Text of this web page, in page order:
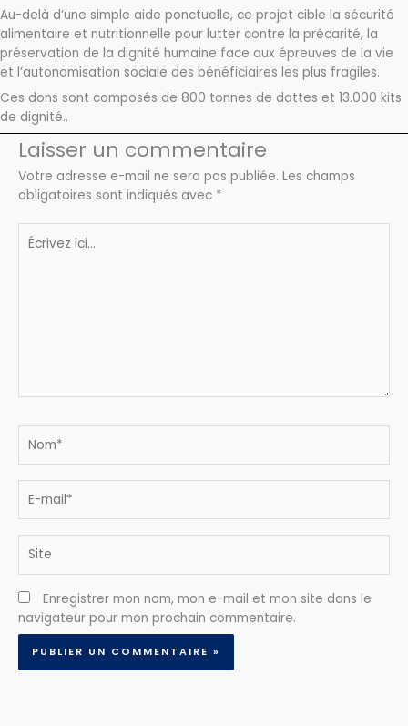
Au-delà d’une simple aide ponctuelle, ce projet cible la sécurité
alimentaire et nutritionnelle pour lutter contre la précarité, la
préservation de la dignité humaine face aux épreuves de la vie
et ​l’autonomisation sociale des bénéficiaires les plus fragiles.
Ces dons sont composés de 800 tonnes de dattes et 13.000 kits
de dignité..
Laisser un commentaire
Votre adresse e-mail ne sera pas publiée. Les champs
obligatoires sont indiqués avec *
Écrivez
ici…
mail*
Enregistrer mon nom, mon e-mail et mon site dans le
navigateur pour mon prochain commentaire.